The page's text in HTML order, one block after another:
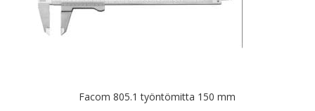
Facom 805.1 työntömitta 150 mm